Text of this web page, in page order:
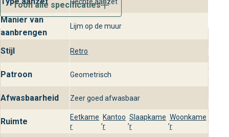
Manier van
aanbrengen
Lijm op de muur
Stijl Retro
Patroon Geometrisch
Afwasbaarheid Zeer goed afwasbaar
Ruimte
Eetkame
r
,
Kantoo
r
,
Slaapkame
r
,
Woonkame
r
Toon alle specificaties